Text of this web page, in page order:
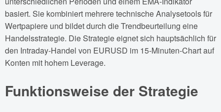
basiert. Sie kombiniert mehrere technische Analysetools für
Wertpapiere und bildet durch die Trendbeurteilung eine
Handelsstrategie. Die Strategie eignet sich hauptsächlich für
den Intraday-Handel von EURUSD im 15-Minuten-Chart auf
Konten mit hohem Leverage.
Funktionsweise der Strategie